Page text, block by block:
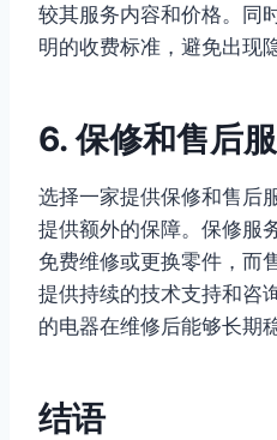
较其服务内容和价格。同
明的收费标准，避免出现
6. 保修和售后
选择一家提供保修和售后
提供额外的保障。保修服
免费维修或更换零件，而
提供持续的技术支持和咨
的电器在维修后能够长期
结语